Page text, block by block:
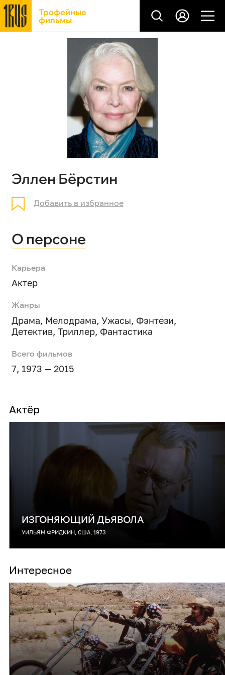
Трофейные
фильмы
Эллен Бёрстин
Добавить в избранное
О персоне
Карьера
Актер
Жанры
Драма, Мелодрама, Ужасы, Фэнтези,
Детектив, Триллер, Фантастика
Всего фильмов
7, 1973 — 2015
Актёр
ИЗГОНЯЮЩИЙ ДЬЯВОЛА
УИЛЬЯМ ФРИДКИН, США, 1973
Интересное